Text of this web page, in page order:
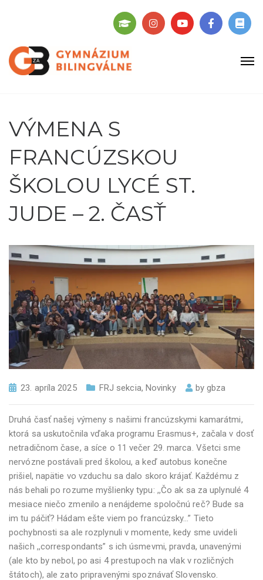
VÝMENA S
FRANCÚZSKOU
ŠKOLOU LYCÉ ST.
JUDE – 2. ČASŤ
23. apríla 2025 FRJ sekcia, Novinky bygbza
Druhá časť našej výmeny s našimi francúzskymi kamarátmi,
ktorá sa uskutočnila vďaka programu Erasmus+, začala v dosť
netradičnom čase, a síce o 11 večer 29. marca. Všetci sme
nervózne postávali pred školou, a keď autobus konečne
prišiel, napätie vo vzduchu sa dalo skoro krájať. Každému z
nás behali po rozume myšlienky typu: ,,Čo ak sa za uplynulé 4
mesiace niečo zmenilo a nenájdeme spoločnú reč? Bude sa
im tu páčiť? Hádam ešte viem po francúzsky…” Tieto
pochybnosti sa ale rozplynuli v momente, kedy sme uvideli
našich ,,correspondants” s ich úsmevmi, pravda, unavenými
(ale kto by nebol, po asi 4 prestupoch na vlak v rozličných
štátoch), ale zato pripravenými spoznávať Slovensko.